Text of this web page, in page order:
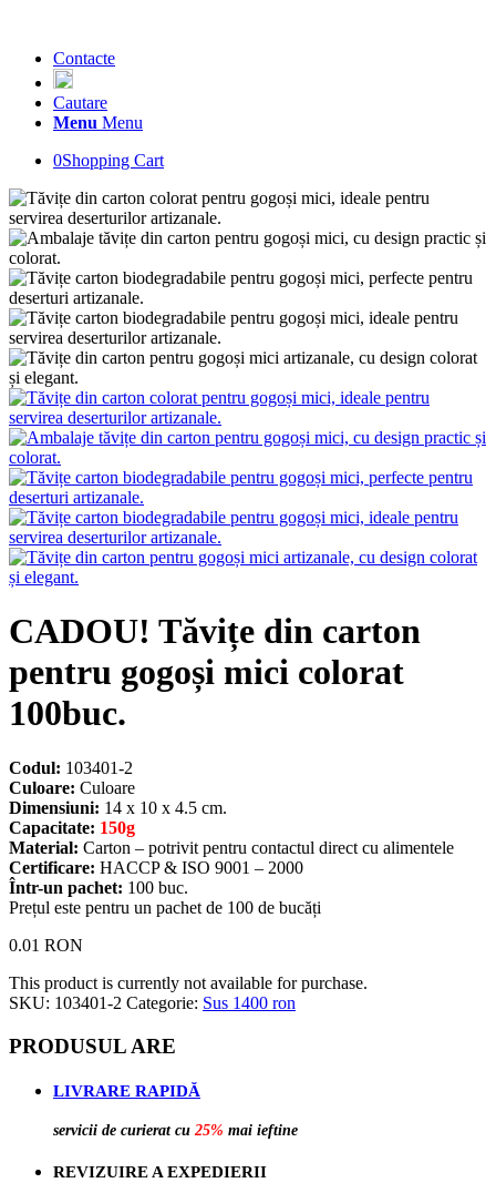
Contacte
Cautare
Menu Menu
0Shopping Cart
CADOU! Tăvițe din carton
pentru gogoși mici colorat
100buc.
Codul: 103401-2
Culoare: Culoare
Dimensiuni: 14 x 10 x 4.5 cm.
Capacitate: 150g
Material: Carton – potrivit pentru contactul direct cu alimentele
Certificare: HACCP & ISO 9001 – 2000
Într-un pachet: 100 buc.
Prețul este pentru un pachet de 100 de bucăți
0.01 RON
This product is currently not available for purchase.
SKU: 103401-2 Categorie: Sus 1400 ron
PRODUSUL ARE
LIVRARE RAPIDĂ
servicii de curierat cu 25% mai ieftine
REVIZUIRE A EXPEDIERII